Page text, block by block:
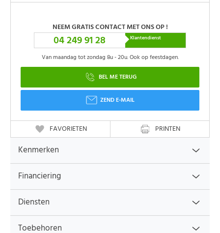
NEEM GRATIS CONTACT MET ONS OP !
04 249 91 28 Klantendienst
Van maandag tot zondag 8u - 20u. Ook op feestdagen.
BEL ME TERUG
ZEND E-MAIL
FAVORIETEN PRINTEN
Kenmerken
Financiering
Diensten
Toebehoren